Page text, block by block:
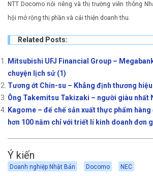
NTT Docomo nói riêng và thị trường viễn thông
hội mở rộng thị phần và cải thiện doanh thu.
Related Posts:
Mitsubishi UFJ Financial Group –
chuyện lịch sử (1)
Tương ớt Chin-su – Khẳng định thương
Ông Takemitsu Takizaki – người giàu nhất
Kagome – đế chế sản xuất thực phẩm
hơn 100 năm chỉ với triết lí kinh doanh đơn
Ý kiến
Doanh nghiệp Nhật Bản Docomo NEC